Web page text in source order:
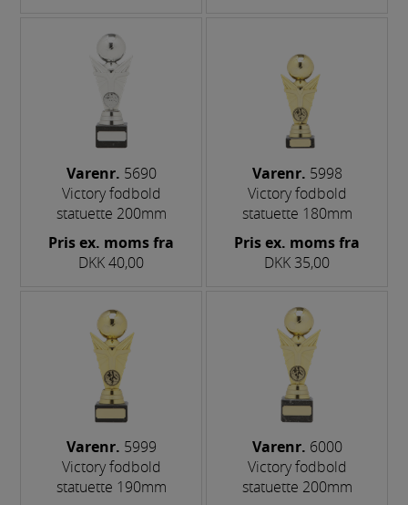
Varenr. 5690
Victory fodbold
statuette 200mm
Pris ex. moms fra
DKK 40,00
Varenr. 5998
Victory fodbold
statuette 180mm
Pris ex. moms fra
DKK 35,00
Varenr. 5999
Victory fodbold
statuette 190mm
Varenr. 6000
Victory fodbold
statuette 200mm